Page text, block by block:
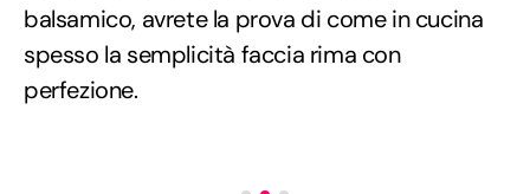
balsamico, avrete la prova di come in cucina
spesso la semplicità faccia rima con
perfezione.